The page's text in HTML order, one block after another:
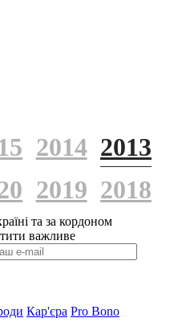
2013
2014
2018
2019
та за кордоном
важливе
Кар'єра Pro Bono